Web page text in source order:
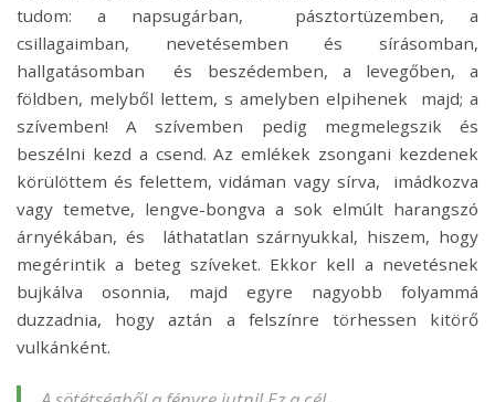
tudom: a napsugárban, pásztortüzemben, a
csillagaimban, nevetésemben és sírásomban,
hallgatásomban és beszédemben, a levegőben, a
földben, melyből lettem, s amelyben elpihenek majd; a
szívemben! A szívemben pedig megmelegszik és
beszélni kezd a csend. Az emlékek zsongani kezdenek
körülöttem és felettem, vidáman vagy sírva, imádkozva
vagy temetve, lengve-bongva a sok elmúlt harangszó
árnyékában, és láthatatlan szárnyukkal, hiszem, hogy
megérintik a beteg szíveket. Ekkor kell a nevetésnek
bujkálva osonnia, majd egyre nagyobb folyammá
duzzadnia, hogy aztán a felszínre törhessen kitörő
vulkánként.